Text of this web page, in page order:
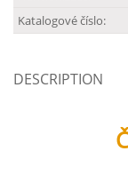
Katalogové číslo:
DESCRIPTION